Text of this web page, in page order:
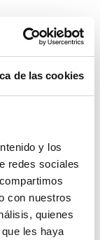
de las cookies
y los
redes sociales
con nuestros
quienes
les haya